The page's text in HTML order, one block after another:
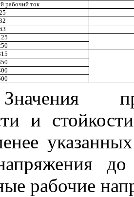
рабочий ток
Значения
и стойкости
указанных
до
рабочие